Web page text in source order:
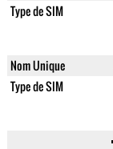
Type de SIM
Nom Unique
Type de SIM